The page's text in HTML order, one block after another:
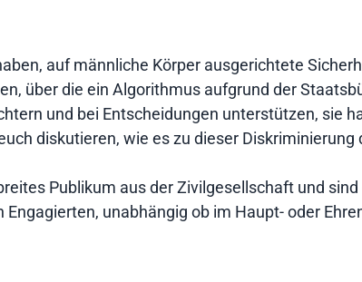
auf männliche Körper ausgerichtete
über die ein Algorithmus aufgrund der
und bei Entscheidungen unterstützen, sie
diskutieren, wie es zu dieser
Publikum aus der Zivilgesellschaft und
unabhängig ob im Haupt- oder